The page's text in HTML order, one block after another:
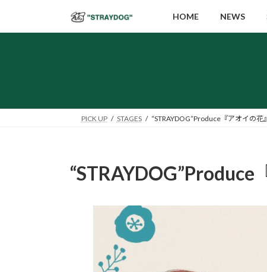
テ
キ
ゲ
に
HOME NEWS
PICK UP STAGES “STRAYDOG”Produce『アオイの花』
“STRAYDOG”Produce